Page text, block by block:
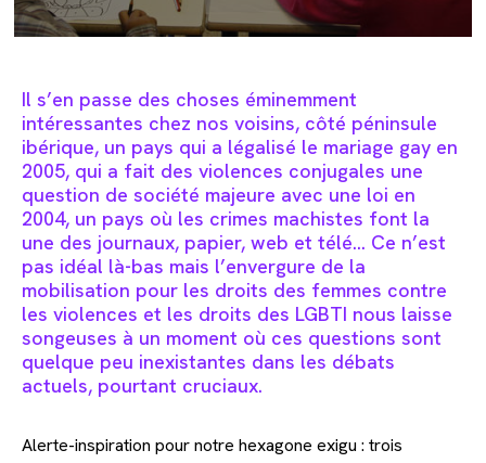
Il s’en passe des choses éminemment
intéressantes chez nos voisins, côté péninsule
ibérique, un pays qui a légalisé le mariage gay en
2005, qui a fait des violences conjugales une
question de société majeure avec une loi en
2004, un pays où les crimes machistes font la
une des journaux, papier, web et télé… Ce n’est
pas idéal là-bas mais l’envergure de la
mobilisation pour les droits des femmes contre
les violences et les droits des LGBTI nous laisse
songeuses à un moment où ces questions sont
quelque peu inexistantes dans les débats
actuels, pourtant cruciaux.
Alerte-inspiration pour notre hexagone exigu : trois